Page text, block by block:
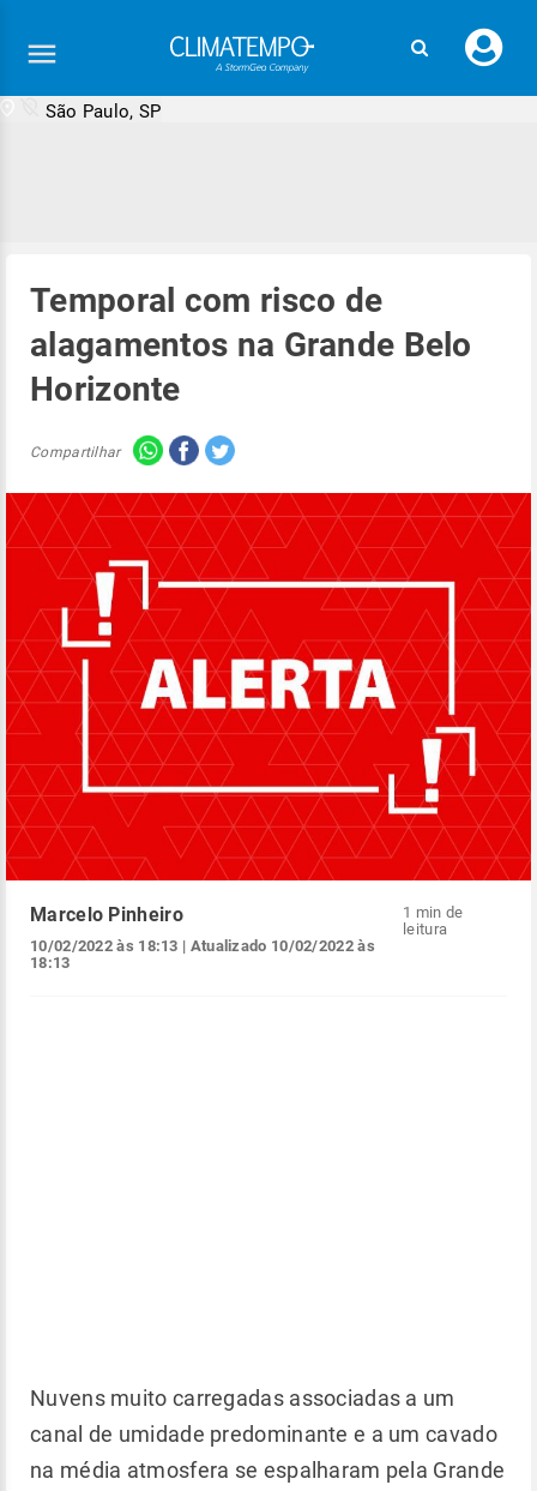
seu
São Paulo, SP
Temporal com risco de
alagamentos na Grande Belo
Horizonte
Compartilhar
Marcelo Pinheiro
10/02/2022 às 18:13 | Atualizado 10/02/2022 às
18:13
1 min de
leitura
Nuvens muito carregadas associadas a um
canal de umidade predominante e a um cavado
na média atmosfera se espalharam pela Grande